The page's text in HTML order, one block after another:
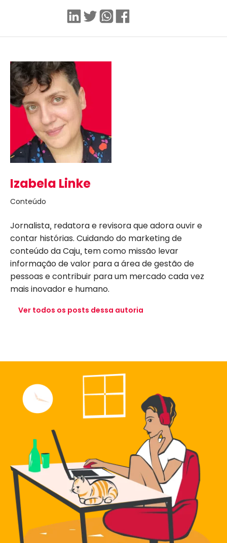
LinkedinTwitterWhatsApp
Facebook
Izabela Linke
Conteúdo
Jornalista, redatora e revisora que adora ouvir e
contar histórias. Cuidando do marketing de
conteúdo da Caju, tem como missão levar
informação de valor para a área de gestão de
pessoas e contribuir para um mercado cada vez
mais inovador e humano.
Ver todos os posts dessa autoria